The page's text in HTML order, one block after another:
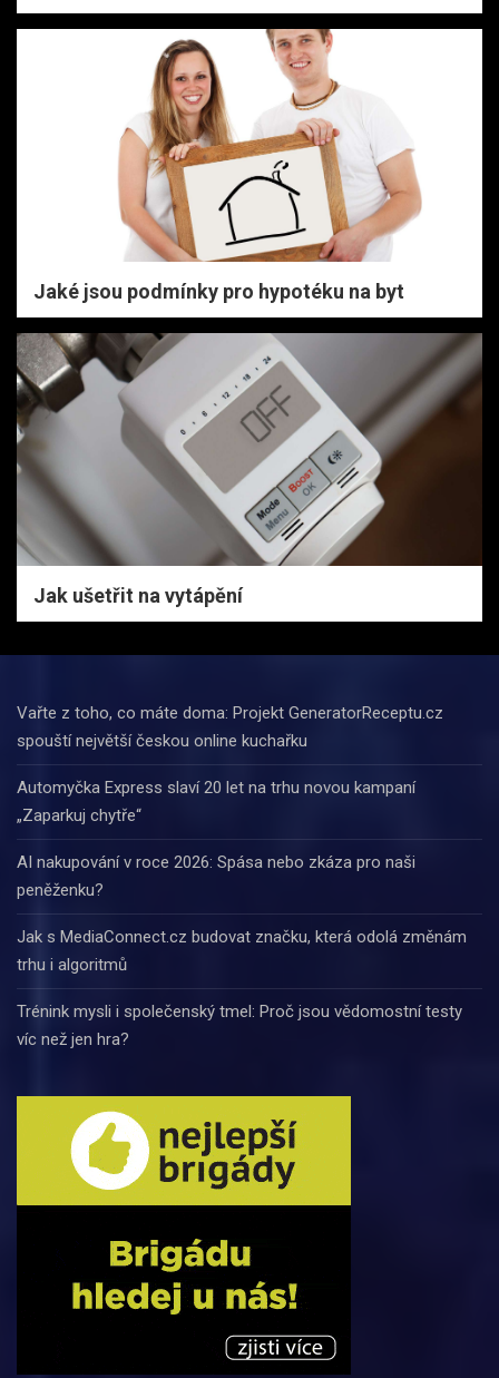
Jaké jsou podmínky pro hypotéku na byt
Jak ušetřit na vytápění
Vařte z toho, co máte doma: Projekt GeneratorReceptu.cz
spouští největší českou online kuchařku
Automyčka Express slaví 20 let na trhu novou kampaní
„Zaparkuj chytře“
AI nakupování v roce 2026: Spása nebo zkáza pro naši
peněženku?
Jak s MediaConnect.cz budovat značku, která odolá změnám
trhu i algoritmů
Trénink mysli i společenský tmel: Proč jsou vědomostní testy
víc než jen hra?